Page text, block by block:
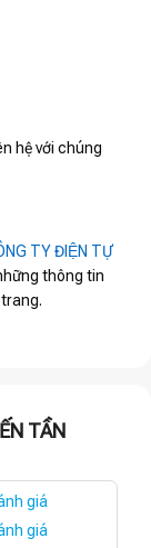
hệ với chúng
TY ĐIỆN TỰ
thông tin
TẦN
giá
giá